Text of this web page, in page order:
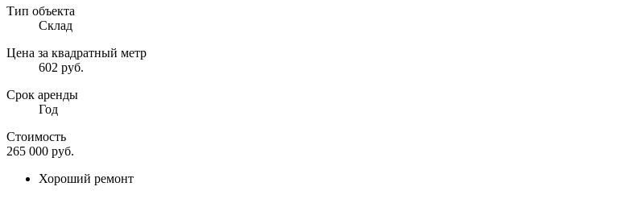
Тип объекта
Склад
Цена за квадратный метр
602 руб.
Срок аренды
Год
Стоимость
265 000 руб.
Хороший ремонт